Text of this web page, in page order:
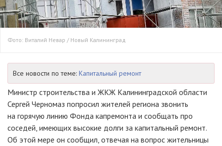
Фото: Виталий Невар / Новый Калининград
Все новости по теме: Капитальный ремонт
Министр строительства и ЖКЖ Калининградской области
Сергей Черномаз попросил жителей региона звонить
на горячую линию Фонда капремонта и сообщать про
соседей, имеющих высокие долги за капитальный ремонт.
Об этой мере он сообщил, отвечая на вопрос жительницы